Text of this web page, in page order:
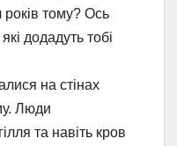
років тому? Ось
додадуть тобі
на стінах
Люди
та навіть кров